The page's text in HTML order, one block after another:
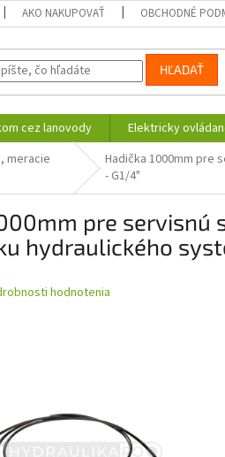
AKO NAKUPOVAŤ OBCHODNÉ
HĽADAŤ
cez lanovody Elektricky
meracie
Hadička 1000mm pre
- G1/4"
pre servisnú
hydraulického
hodnotenia